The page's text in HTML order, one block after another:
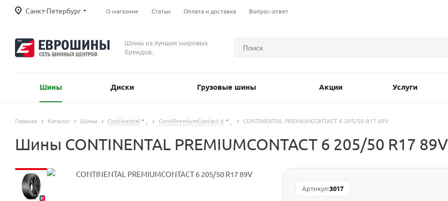
Санкт-Петербург О магазине Статьи Оплата и доставка Вопрос-ответ
Шины из лучших мировых
брендов.
Шины Диски Грузовые шины Акции Услуги
Главная Каталог Шины Continental ContiPremiumContact 6 CONTINENTAL PREMIUMCONTACT 6 205/50 R17 89V
Шины CONTINENTAL PREMIUMCONTACT 6 205/50 R17
Артикул:3017